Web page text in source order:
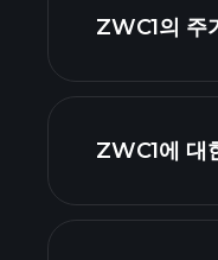
ZWC1의 주
ZWC1에 대